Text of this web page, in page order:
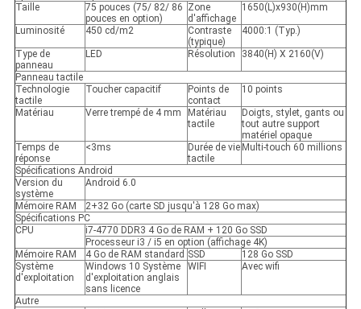
Taille
75 pouces (75/ 82/ 86
pouces en option)
Zone
d'affichage
1650(L)x930(H)mm
Luminosité 450 cd/m2
Contraste
(typique)
4000:1 (Typ.)
Type de
panneau
LED Résolution 3840(H) X 2160(V)
Panneau tactile
Technologie
tactile
Toucher capacitif
Points de
contact
10 points
Matériau Verre trempé de 4 mm
Matériau
tactile
Doigts, stylet, gants ou
tout autre support
matériel opaque
Temps de
réponse
<3ms
Durée de vie
tactile
Multi-touch 60 millions
Spécifications Android
Version du
système
Android 6.0
Mémoire RAM
2+32 Go (carte SD jusqu'à 128 Go max)
Spécifications PC
CPU
i7-4770 DDR3 4 Go de RAM + 120 Go SSD
Processeur i3 / i5 en option (affichage 4K)
Mémoire RAM
4 Go de RAM standard SSD
128 Go SSD
Système
d'exploitation
Windows 10 Système
d'exploitation anglais
sans licence
WIFI Avec wifi
Autre